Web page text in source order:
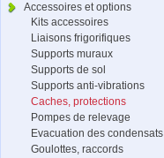
Accessoires et options
Kits accessoires
Liaisons frigorifiques
Supports muraux
Supports de sol
Supports anti-vibrations
Caches, protections
Pompes de relevage
Evacuation des condensats
Goulottes, raccords